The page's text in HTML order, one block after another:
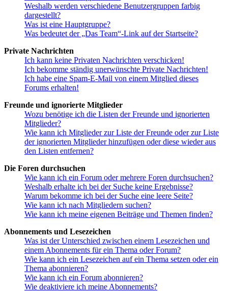
Weshalb werden verschiedene Benutzergruppen farbig
dargestellt?
Was ist eine Hauptgruppe?
Was bedeutet der „Das Team“-Link auf der Startseite?
Private Nachrichten
Ich kann keine Privaten Nachrichten verschicken!
Ich bekomme ständig unerwünschte Private Nachrichten!
Ich habe eine Spam-E-Mail von einem Mitglied dieses
Forums erhalten!
Freunde und ignorierte Mitglieder
Wozu benötige ich die Listen der Freunde und ignorierten
Mitglieder?
Wie kann ich Mitglieder zur Liste der Freunde oder zur Liste
der ignorierten Mitglieder hinzufügen oder diese wieder aus
den Listen entfernen?
Die Foren durchsuchen
Wie kann ich ein Forum oder mehrere Foren durchsuchen?
Weshalb erhalte ich bei der Suche keine Ergebnisse?
Warum bekomme ich bei der Suche eine leere Seite?
Wie kann ich nach Mitgliedern suchen?
Wie kann ich meine eigenen Beiträge und Themen finden?
Abonnements und Lesezeichen
Was ist der Unterschied zwischen einem Lesezeichen und
einem Abonnements für ein Thema oder Forum?
Wie kann ich ein Lesezeichen auf ein Thema setzen oder ein
Thema abonnieren?
Wie kann ich ein Forum abonnieren?
Wie deaktiviere ich meine Abonnements?